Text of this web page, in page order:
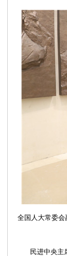
全国人大常委
民进中央主席